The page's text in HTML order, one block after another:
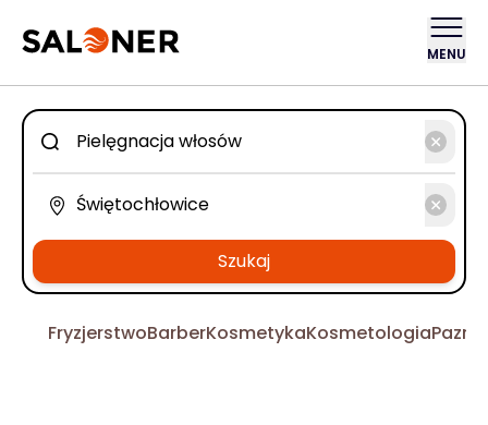
MENU
Szukaj
FryzjerstwoBarberKosmetykaKosmetologia